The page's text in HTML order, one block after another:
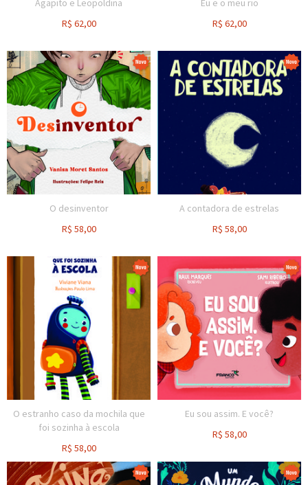
Agapito e Leopoldina
R$ 62,00
Eu e o meu rio
R$ 62,00
O desinventor
R$ 58,00
A contadora de estrelas
R$ 58,00
O estranho caso da mochila que
foi sozinha à escola
R$ 58,00
Eu sou assim. E você?
R$ 58,00